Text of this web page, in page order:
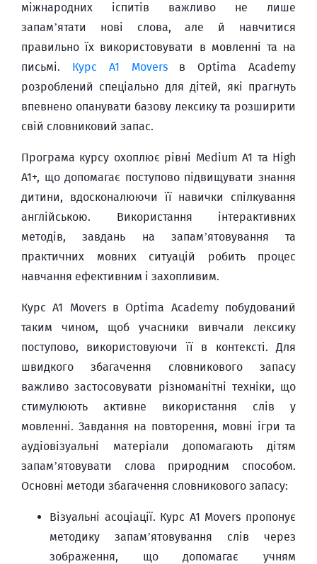
міжнародних іспитів важливо не лише
запам’ятати нові слова, але й навчитися
правильно їх використовувати в мовленні та на
письмі. Курс A1 Moversв Optima Academy
розроблений спеціально для дітей, які прагнуть
впевнено опанувати базову лексику та розширити
свій словниковий запас.
Програма курсу охоплює рівні Medium A1 та High
A1+, що допомагає поступово підвищувати знання
дитини, вдосконалюючи її навички спілкування
англійською. Використання інтерактивних
методів, завдань на запам’ятовування та
практичних мовних ситуацій робить процес
навчання ефективним і захопливим.
Курс A1 Movers в Optima Academy побудований
таким чином, щоб учасники вивчали лексику
поступово, використовуючи її в контексті. Для
швидкого збагачення словникового запасу
важливо застосовувати різноманітні техніки, що
стимулюють активне використання слів у
мовленні. Завдання на повторення, мовні ігри та
аудіовізуальні матеріали допомагають дітям
запам’ятовувати слова природним способом.
Основні методи збагачення словникового запасу:
Візуальні асоціації. Курс A1 Movers пропонує
методику запам’ятовування слів через
зображення, що допомагає учням